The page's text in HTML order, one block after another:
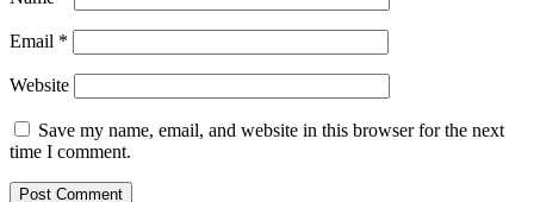
Email *
Website
Save my name, email, and website in this browser for the next
time I comment.